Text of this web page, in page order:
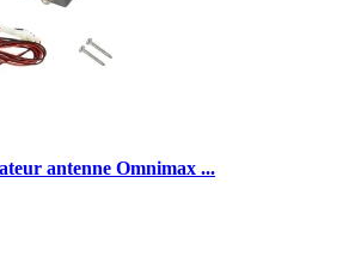
antenne Omnimax ...